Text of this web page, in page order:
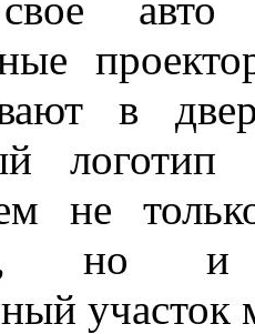
в
логотип
не
но и
участок